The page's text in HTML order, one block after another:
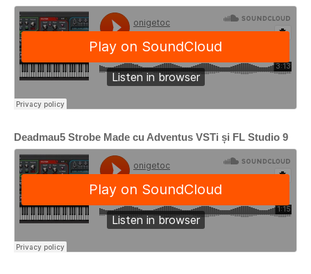
Deadmau5 Strobe Made cu Adventus VSTi și FL Studio 9